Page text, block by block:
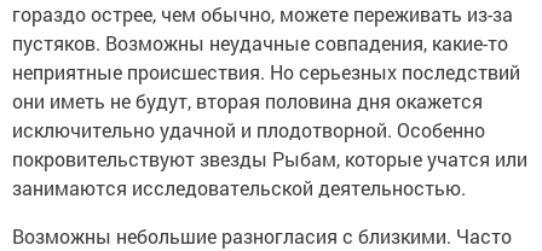
гораздо острее, чем обычно, можете переживать из-за
пустяков. Возможны неудачные совпадения, какие-то
неприятные происшествия. Но серьезных последствий
они иметь не будут, вторая половина дня окажется
исключительно удачной и плодотворной. Особенно
покровительствуют звезды Рыбам, которые учатся или
занимаются исследовательской деятельностью.
Возможны небольшие разногласия с близкими. Часто